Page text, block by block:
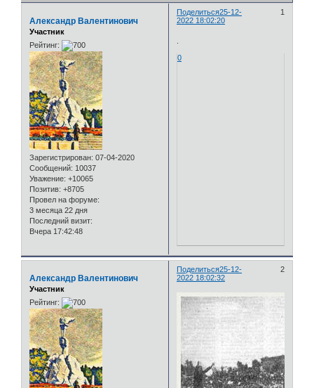
Поделиться 1
25-12-
2022 18:02:20
Александр Валентинович
Участник
Рейтинг:
Зарегистрирован: 07-04-2020
Сообщений: 10037
Уважение: +10065
Позитив: +8705
Провел на форуме:
3 месяца 22 дня
Последний визит:
Вчера 17:42:48
0
Поделиться 2
25-12-
2022 18:02:32
Александр Валентинович
Участник
Рейтинг: